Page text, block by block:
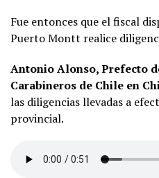
Fue entonces que el fiscal
Puerto Montt realice
Antonio Alonso, Prefecto
Carabineros de Chile en
las diligencias llevadas a
provincial.